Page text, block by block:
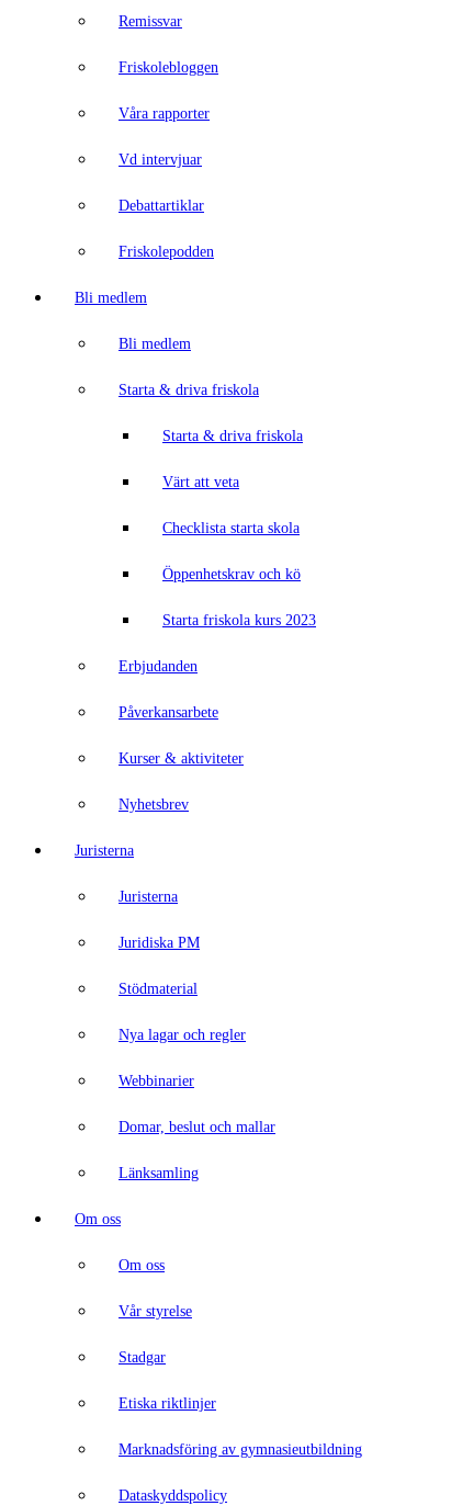
Remissvar
Friskolebloggen
Våra rapporter
Vd intervjuar
Debattartiklar
Friskolepodden
Bli medlem
Bli medlem
Starta & driva friskola
Starta & driva friskola
Värt att veta
Checklista starta skola
Öppenhetskrav och kö
Starta friskola kurs 2023
Erbjudanden
Påverkansarbete
Kurser & aktiviteter
Nyhetsbrev
Juristerna
Juristerna
Juridiska PM
Stödmaterial
Nya lagar och regler
Webbinarier
Domar, beslut och mallar
Länksamling
Om oss
Om oss
Vår styrelse
Stadgar
Etiska riktlinjer
Marknadsföring av gymnasieutbildning
Dataskyddspolicy